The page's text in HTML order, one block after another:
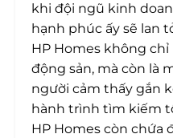
khi đội ngũ kinh
hạnh phúc ấy sẽ lan
HP Homes không
động sản, mà còn là
người cảm thấy gắn
hành trình tìm kiếm
HP Homes còn chứa